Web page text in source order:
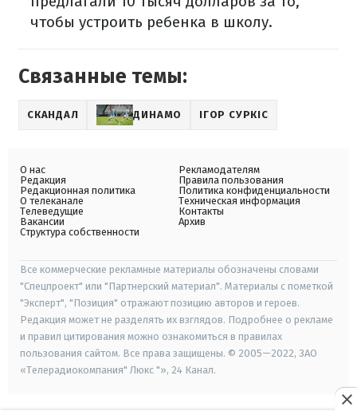
чтобы устроить ребенка в школу.
Связанные темы:
СКАНДАЛ ДИНАМО ІГОР СУРКІС
О нас
Редакция
Редакционная политика
О телеканале
Телеведущие
Вакансии
Структура собственности
Рекламодателям
Правила пользования
Политика конфиденциальности
Техническая информация
Контакты
Архив
Все коммерческие рекламные материалы обозначены словами
"Спецпроект" или "Партнерский материал". Материалы с пометкой
"Эксперт", "Позиция" отражают позицию авторов и героев.
Редакция может не разделять их взглядов. Подробнее о рекламе
и правил цитирования можно ознакомиться в правилах
пользования сайтом. Все права защищены. © 2005—2022, ЗАО
«Телерадиокомпания" Люкс "», 24 Канал.